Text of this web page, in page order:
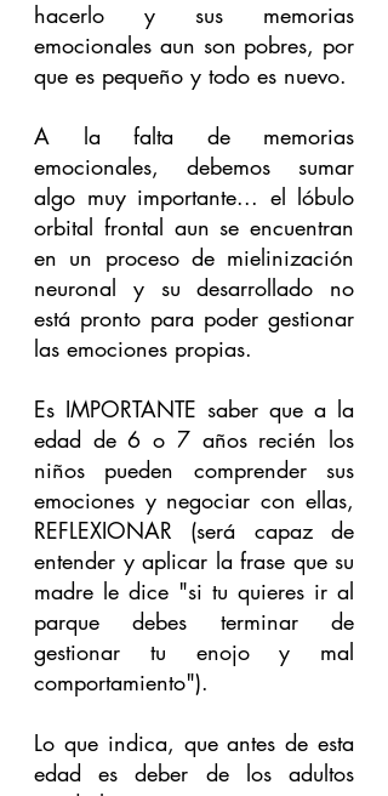
hacerlo y sus memorias
emocionales aun son pobres, por
que es pequeño y todo es nuevo.
A la falta de memorias
emocionales, debemos sumar
algo muy importante... el lóbulo
orbital frontal aun se encuentran
en un proceso de mielinización
neuronal y su desarrollado no
está pronto para poder gestionar
las emociones propias.
Es IMPORTANTE saber que a la
edad de 6 o 7 años recién los
niños pueden comprender sus
emociones y negociar con ellas,
REFLEXIONAR (será capaz de
entender y aplicar la frase que su
madre le dice "si tu quieres ir al
parque debes terminar de
gestionar tu enojo y mal
comportamiento").
Lo que indica, que antes de esta
edad es deber de los adultos